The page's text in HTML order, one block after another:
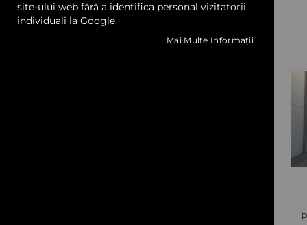
site-ului web fără a identifica personal vizitatorii
individuali la Google.
Mai Multe Informații